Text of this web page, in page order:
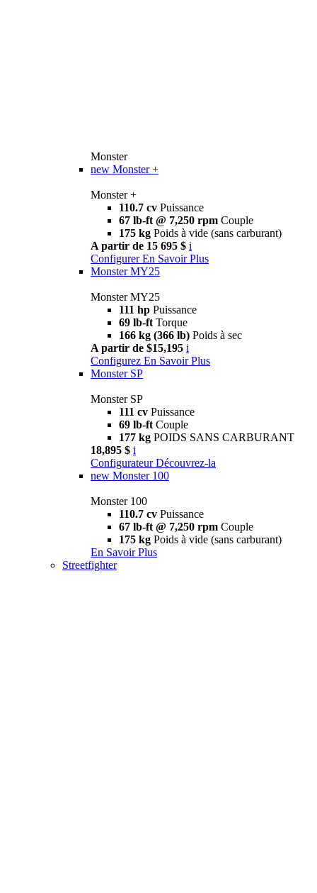
Monster
new Monster +
Monster +
110.7 cv Puissance
67 lb-ft @ 7,250 rpm Couple
175 kg Poids à vide (sans carburant)
A partir de 15 695 $ i
Configurer En Savoir Plus
Monster MY25
Monster MY25
111 hp Puissance
69 lb-ft Torque
166 kg (366 lb) Poids à sec
A partir de $15,195 i
Configurez En Savoir Plus
Monster SP
Monster SP
111 cv Puissance
69 lb-ft Couple
177 kg POIDS SANS CARBURANT
18,895 $ i
Configurateur Découvrez-la
new Monster 100
Monster 100
110.7 cv Puissance
67 lb-ft @ 7,250 rpm Couple
175 kg Poids à vide (sans carburant)
En Savoir Plus
Streetfighter